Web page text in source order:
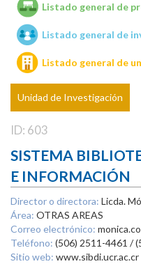
Unidades de
Listado general de
Listado general de
Listado general de
Unidad de Investigación
ID: 603
SISTEMA
E INFORMACIÓN
Director o directora: Licda.
Área: OTRAS AREAS
Correo electrónico:
Teléfono: (506) 2511-4461 /
Sitio web: www.sibdi.ucr.ac.cr